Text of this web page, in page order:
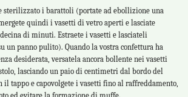
sterilizzato i barattoli (portate ad ebollizione una
quindi i vasetti di vetro aperti e lasciate
di minuti. Estraete i vasetti e lasciateli
un panno pulito). Quando la vostra confettura ha
desiderata, versatela ancora bollente nei vasetti
lasciando un paio di centimetri dal bordo del
il tappo e capovolgete i vasetti fino al raffreddamento,